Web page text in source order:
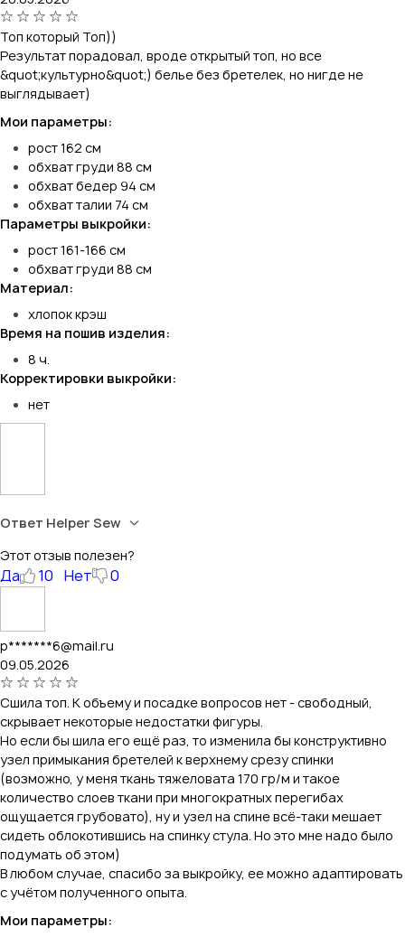
Топ который Топ))
Результат порадовал, вроде открытый топ, но все
&quot;культурно&quot;) белье без бретелек, но нигде не
выглядывает)
Мои параметры:
рост 162 см
обхват груди 88 см
обхват бедер 94 см
обхват талии 74 см
Параметры выкройки:
рост 161-166 см
обхват груди 88 см
Материал:
хлопок крэш
Время на пошив изделия:
8 ч.
Корректировки выкройки:
нет
Ответ Helper Sew
Этот отзыв полезен?
Да 10 Нет 0
p*******6@mail.ru
09.05.2026
Сшила топ. К объему и посадке вопросов нет - свободный,
скрывает некоторые недостатки фигуры.
Но если бы шила его ещё раз, то изменила бы конструктивно
узел примыкания бретелей к верхнему срезу спинки
(возможно, у меня ткань тяжеловата 170 гр/м и такое
количество слоев ткани при многократных перегибах
ощущается грубовато), ну и узел на спине всё-таки мешает
сидеть облокотившись на спинку стула. Но это мне надо было
подумать об этом)
В любом случае, спасибо за выкройку, ее можно адаптировать
с учётом полученного опыта.
Мои параметры: